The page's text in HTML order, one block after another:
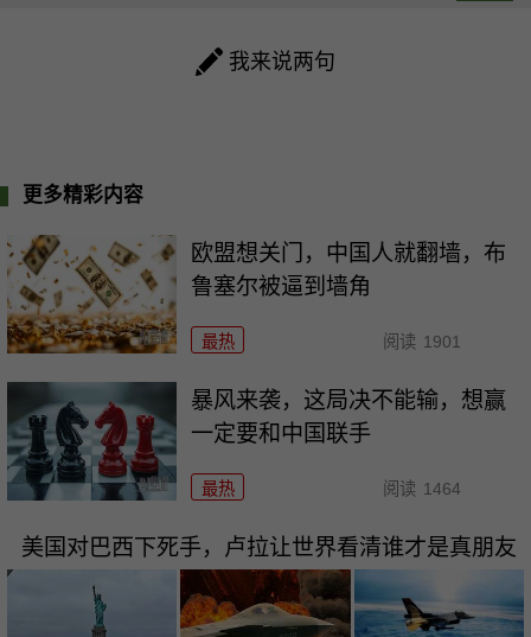
我来说两句
更多精彩内容
欧盟想关门，中国人就翻墙，布
鲁塞尔被逼到墙角
最热 阅读 1901
暴风来袭，这局决不能输，想赢
一定要和中国联手
最热 阅读 1464
美国对巴西下死手，卢拉让世界看清谁才是真朋友